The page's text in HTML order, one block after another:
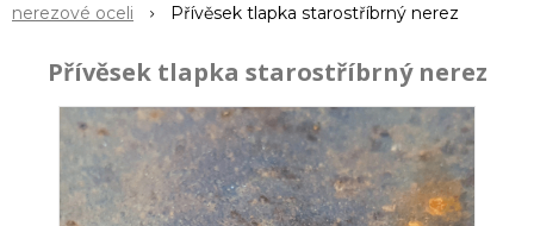
nerezové oceli
Přívěsek tlapka starostříbrný nerez
Přívěsek tlapka starostříbrný nerez